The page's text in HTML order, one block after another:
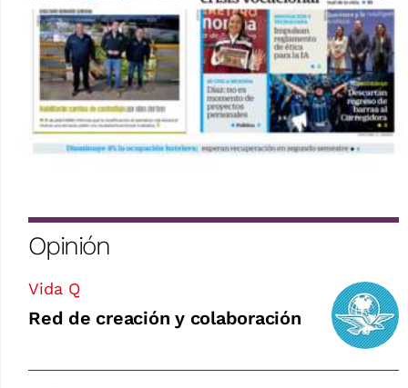
Opinión
Vida Q
Red de creación y colaboración